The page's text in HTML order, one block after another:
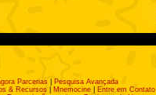
Parcerias
Pesquisa Avançada
& Recursos Mnemocine|
Entre em Contato